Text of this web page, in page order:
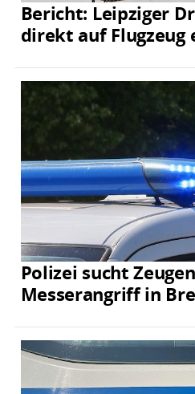
Bericht: Leipziger
direkt auf Flugzeug
Polizei sucht
Messerangriff in